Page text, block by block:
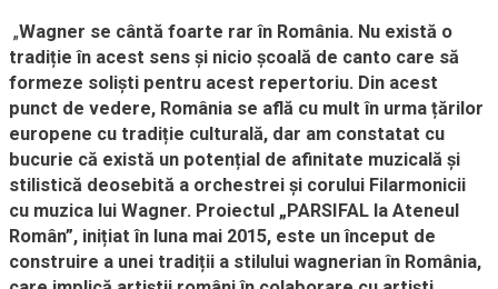
„Wagner se cântă foarte rar în România. Nu există o
tradiție în acest sens și nicio școală de canto care să
formeze soliști pentru acest repertoriu. Din acest
punct de vedere, România se află cu mult în urma țărilor
europene cu tradiție culturală, dar am constatat cu
bucurie că există un potențial de afinitate muzicală și
stilistică deosebită a orchestrei și corului Filarmonicii
cu muzica lui Wagner. Proiectul „PARSIFAL la Ateneul
Român”, inițiat în luna mai 2015, este un început de
construire a unei tradiții a stilului wagnerian în România,